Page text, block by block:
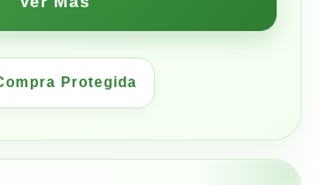
Protegida